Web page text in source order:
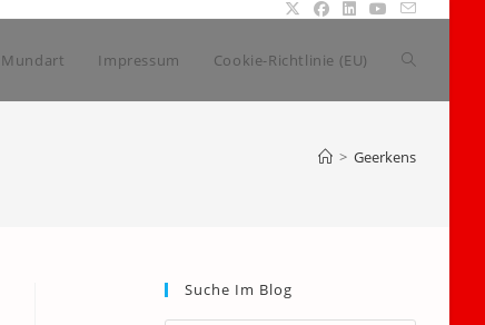
Mundart Impressum Cookie-Richtlinie (EU) Website-
> Geerkens
Suche Im Blog